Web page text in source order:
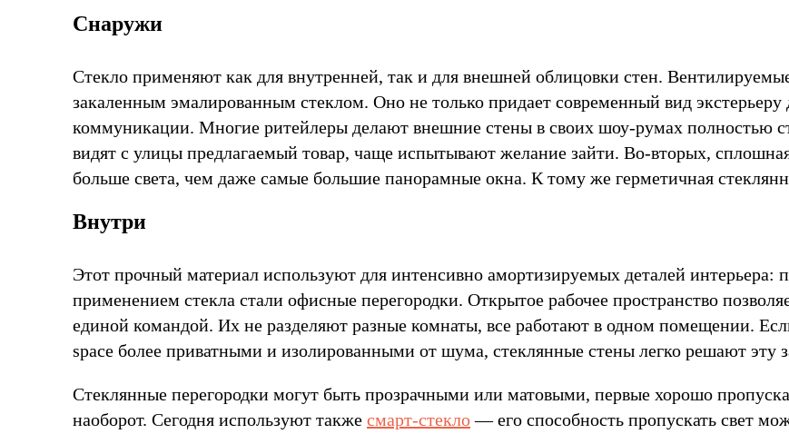
Снаружи
Стекло применяют как для внутренней, так и для внешней облицовки стен.
закаленным эмалированным стеклом. Оно не только придает современный вид
коммуникации. Многие ритейлеры делают внешние стены в своих шоу-румах полностью
видят с улицы предлагаемый товар, чаще испытывают желание зайти. Во-вторых,
больше света, чем даже самые большие панорамные окна. К тому же герметичная
Внутри
Этот прочный материал используют для интенсивно амортизируемых деталей
применением стекла стали офисные перегородки. Открытое рабочее пространство
единой командой. Их не разделяют разные комнаты, все работают в одном помещении.
space более приватными и изолированными от шума, стеклянные стены легко решают эту
Стеклянные перегородки могут быть прозрачными или матовыми, первые хорошо
наоборот. Сегодня используют также смарт-стекло— его способность пропускать свет